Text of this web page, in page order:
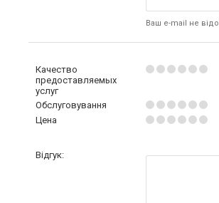
Ваш e-mail не
Качество
предоставляемых
услуг
Обслуговування
Цена
Відгук: